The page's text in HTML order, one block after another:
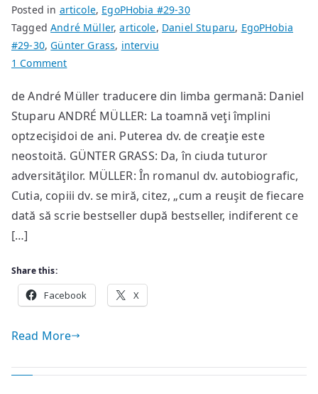
Posted in articole, EgoPHobia #29-30
TaggedAndré Müller,articole, Daniel Stuparu, EgoPHobia
#29-30,Günter Grass, interviu
1 Commenton
cu
Günter
Grass
de André Müller traducere din limba germană: Daniel
Stuparu ANDRÉ MÜLLER: La toamnă veţi împlini
optzecişidoi de ani. Puterea dv. de creaţie este
neostoită. GÜNTER GRASS: Da, în ciuda tuturor
adversităţilor. MÜLLER: În romanul dv. autobiografic,
Cutia, copiii dv. se miră, citez, „cum a reuşit de fiecare
dată să scrie bestseller după bestseller, indiferent ce
[…]
Share this:
Facebook X
Read More